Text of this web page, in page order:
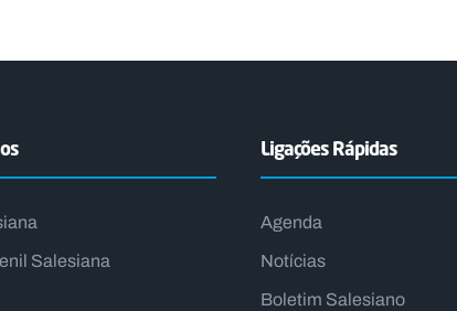
Salesiana
Ligações Rápidas
Agenda
Notícias
Boletim Salesiano